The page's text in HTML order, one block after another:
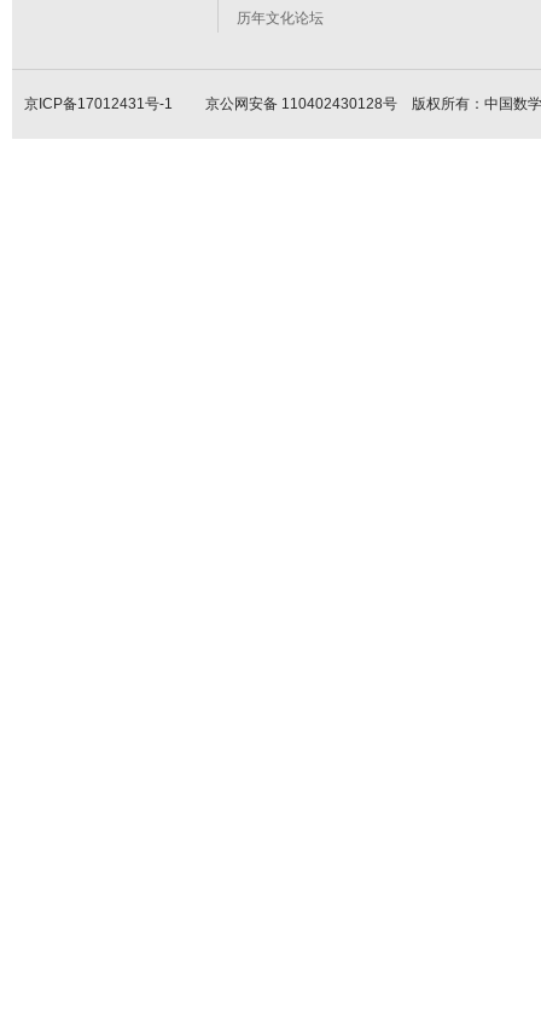
历年文化论坛
京ICP备17012431号-1 京公网安备 110402430128号 版权所有：中国